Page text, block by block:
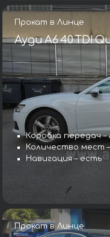
Прокат в Линце
Ауди A6 40 TDI
Коробка передач
Количество мест
Навигация – есть
Прокат в Линце